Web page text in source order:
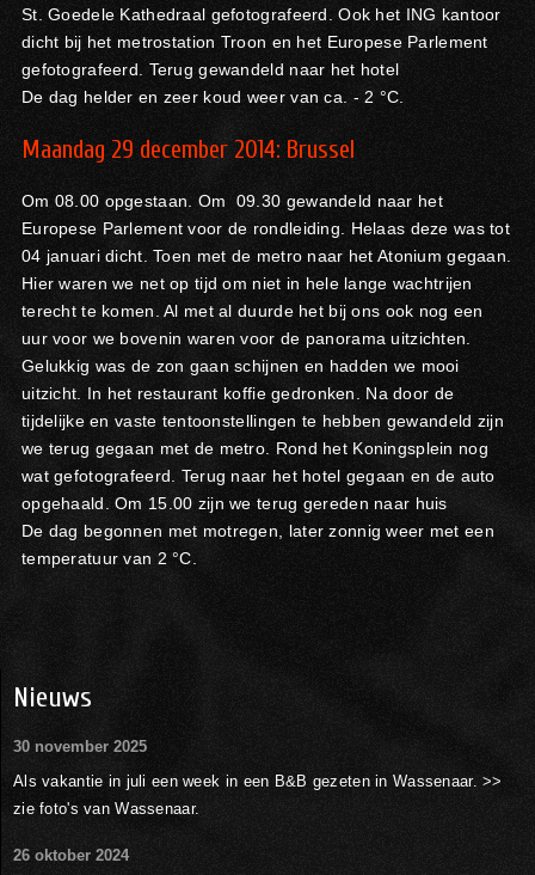
St. Goedele Kathedraal gefotografeerd. Ook het ING kantoor
dicht bij het metrostation Troon en het Europese Parlement
gefotografeerd. Terug gewandeld naar het hotel
De dag helder en zeer koud weer van ca. - 2 °C.
Maandag 29 december 2014: Brussel
Om 08.00 opgestaan. Om 09.30 gewandeld naar het
Europese Parlement voor de rondleiding. Helaas deze was tot
04 januari dicht. Toen met de metro naar het Atonium gegaan.
Hier waren we net op tijd om niet in hele lange wachtrijen
terecht te komen. Al met al duurde het bij ons ook nog een
uur voor we bovenin waren voor de panorama uitzichten.
Gelukkig was de zon gaan schijnen en hadden we mooi
uitzicht. In het restaurant koffie gedronken. Na door de
tijdelijke en vaste tentoonstellingen te hebben gewandeld zijn
we terug gegaan met de metro. Rond het Koningsplein nog
wat gefotografeerd. Terug naar het hotel gegaan en de auto
opgehaald. Om 15.00 zijn we terug gereden naar huis
De dag begonnen met motregen, later zonnig weer met een
temperatuur van 2 °C.
Nieuws
30 november 2025
Als vakantie in juli een week in een B&B gezeten in Wassenaar. >>
zie foto's van Wassenaar.
26 oktober 2024